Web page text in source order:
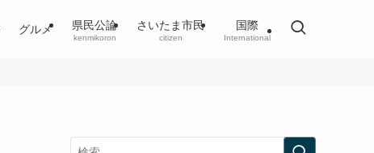
グルメ 県民公論
kenmikoron
さいたま市民
citizen
国際
International